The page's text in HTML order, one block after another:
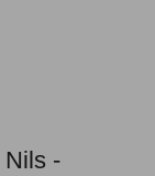
Nils -